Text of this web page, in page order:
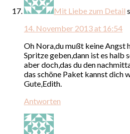
Mit Liebe zum Detail
14. November 2013 at 16:54
Oh Nora,du mußt keine Angst
Spritze geben,dann ist es halb
aber doch,das du den
das schöne Paket kannst dich
Gute,Edith.
Antworten